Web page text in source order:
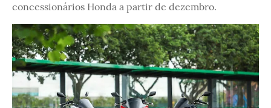
concessionários Honda a partir de dezembro.